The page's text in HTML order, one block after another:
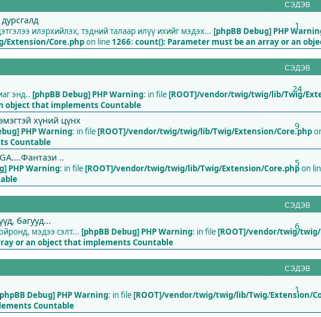
СЭДЭВ
илэрхийлэх, тэдний талаар илүү ихийг мэдэх... [phpBB Debug] PHP
Extension/Core.phpon line 1266: count(): Parameter must be an array or an
1
СЭДЭВ
энд.. [phpBB Debug] PHP Warning: in file [ROOT]/vendor/twig/twig/lib/Twig/
object that implements Countable
24
хүний цүнх
PHP Warning: in file [ROOT]/vendor/twig/twig/lib/Twig/Extension/Core.php
Countable
9
..
PHP Warning: in file [ROOT]/vendor/twig/twig/lib/Twig/Extension/Core.phpon
5
СЭДЭВ
багууд...
мэдээ сэлт... [phpBB Debug] PHP Warning: in file [ROOT]/vendor/twig/
or an object that implements Countable
6
СЭДЭВ
Debug] PHP Warning: in file [ROOT]/vendor/twig/twig/lib/Twig/Extension/
Countable
1